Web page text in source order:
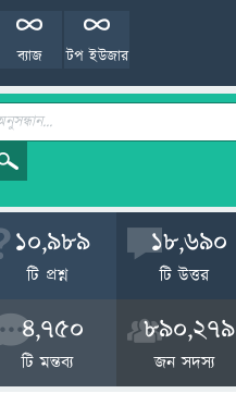
টপ ইউজার
ব্যাজ
10,989
টি প্রশ্ন
18,690
টি উত্তর
4,750
টি মন্তব্য
890,279
জন সদস্য